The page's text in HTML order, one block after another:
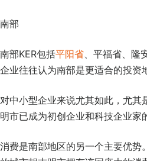
南部
南部KER包括平阳省、平福省、隆
企业往往认为南部是更适合的投资
对中小型企业来说尤其如此，尤其
明市已成为初创企业和科技企业家
消费是南部地区的另一个主要优势